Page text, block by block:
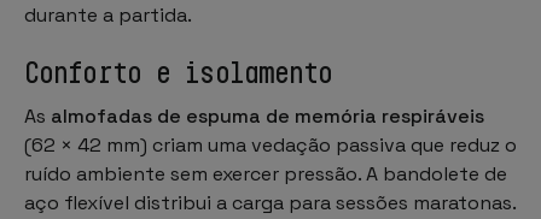
durante a partida.
Conforto e isolamento
As almofadas de espuma de memória respiráveis
(62 × 42 mm) criam uma vedação passiva que reduz o
ruído ambiente sem exercer pressão. A bandolete de
aço flexível distribui a carga para sessões maratonas.